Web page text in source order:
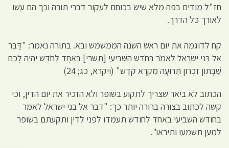
חז"ל מודים בפה מלא שיש בכוחם לעקור דברי תורה וכך הם עשו
לאורך כל הדרך.
קח לדוגמה את יום ראש השנה הממשמש ובא. בתורה נאמר: "דַּבֵּר
אֶל בְּנֵי יִשְׂרָאֵל לֵאמֹר בַּחֹדֶשׁ הַשְּׁבִיעִי [תשרי] בְּאֶחָד לַחֹדֶשׁ יִהְיֶה לָכֶם
שַׁבָּתוֹן זִכְרוֹן תְּרוּעָה מִקְרָא קֹדֶש" (ויקרא, כג; 24)
הכתוב לא ביאר שצריך לתקוע בשופר ולא הזכיר את יום הדין, וכי
קשה לכתוב בצורה ברורה יותר כך: "דבר אל בני ישראל לאמר
בחודש השביעי באחד לחודש תעמדו לפני לדין ותקעתם בשופר
למען תשמעו ותיראו".